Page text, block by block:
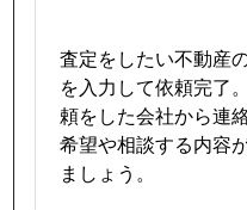
査定をしたい不動産
を入力して依頼完了
頼をした会社から連
希望や相談する内容
ましょう。